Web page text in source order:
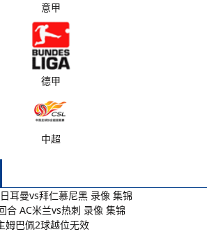
意甲
德甲
中超
耳曼vs拜仁慕尼黑 录像 集锦
合 AC米兰vs热刺 录像 集锦
姆巴佩2球越位无效